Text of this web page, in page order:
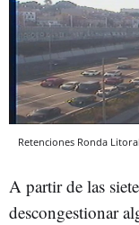
Retenciones Ronda
A partir de las
descongestionar